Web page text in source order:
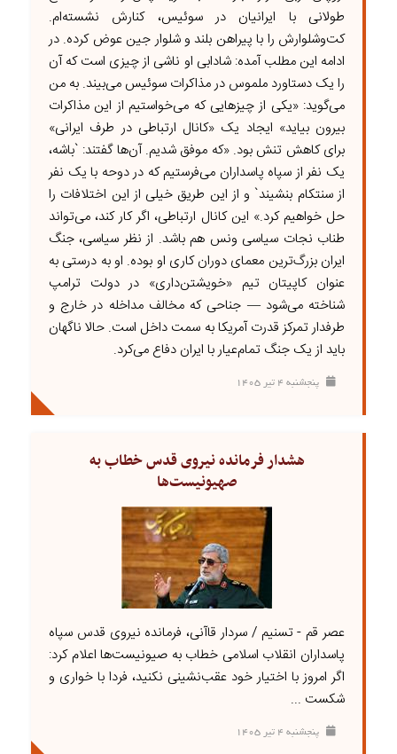
طولانی با ایرانیان در سوئیس، کنارش نشسته‌ام.
کت‌وشلوارش را با پیراهن بلند و شلوار جین عوض کرده. در
ادامه این مطلب آمده: شادابی او ناشی از چیزی است که آن
را یک دستاورد ملموس در مذاکرات سوئیس می‌بیند. به من
می‌گوید: «یکی از چیزهایی که می‌خواستیم از این مذاکرات
بیرون بیاید» ایجاد یک «کانال ارتباطی در طرف ایرانی»
برای کاهش تنش بود. «که موفق شدیم. آن‌ها گفتند: `باشه،
یک نفر از سپاه پاسداران می‌فرستیم که در دوحه با یک نفر
از سنتکام بنشیند` و از این طریق خیلی از این اختلافات را
حل خواهیم کرد.» این کانال ارتباطی، اگر کار کند، می‌تواند
طناب نجات سیاسی ونس هم باشد. از نظر سیاسی، جنگ
ایران بزرگ‌ترین معمای دوران کاری او بوده. او به درستی به
عنوان کاپیتان تیم «خویشتن‌داری» در دولت ترامپ
شناخته می‌شود — جناحی که مخالف مداخله در خارج و
طرفدار تمرکز قدرت آمریکا به سمت داخل است. حالا ناگهان
باید از یک جنگ تمام‌عیار با ایران دفاع می‌کرد.
پنجشنبه ۴ تير ۱۴۰۵
هشدار فرمانده نیروی قدس خطاب به
صهیونیست‌ها
عصر قم - تسنیم / سردار قاآنی، فرمانده نیروی قدس سپاه
پاسداران انقلاب اسلامی خطاب به صیونیست‌ها اعلام کرد:
اگر امروز با اختیار خود عقب‌نشینی نکنید، فردا با خواری و
شکست ...
پنجشنبه ۴ تير ۱۴۰۵